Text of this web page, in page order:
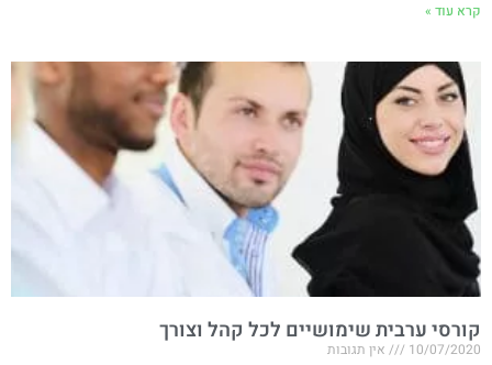
קרא עוד »
קורסי ערבית שימושיים לכל קהל וצורך
10/07/2020 אין תגובות